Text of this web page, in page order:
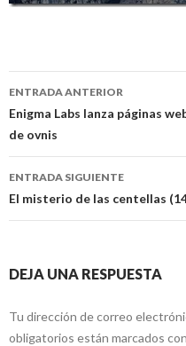
Navegación
de
entradas
ENTRADA ANTERIOR
Enigma Labs lanza páginas
de ovnis
ENTRADA SIGUIENTE
El misterio de las centellas
DEJA UNA RESPUESTA
Tu dirección de correo
obligatorios están marcados con